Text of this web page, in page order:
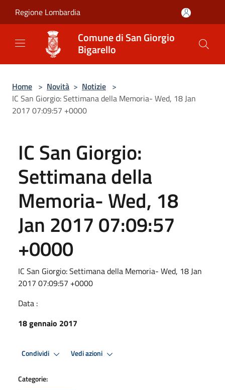
Regione Lombardia
Comune di San Giorgio
Bigarello
Home > Novità > Notizie >
IC San Giorgio: Settimana della Memoria- Wed, 18 Jan
2017 07:09:57 +0000
IC San Giorgio:
Settimana della
Memoria- Wed, 18
Jan 2017 07:09:57
+0000
IC San Giorgio: Settimana della Memoria- Wed, 18 Jan
2017 07:09:57 +0000
Data :
18 gennaio 2017
Condividi Vedi azioni
Categorie: